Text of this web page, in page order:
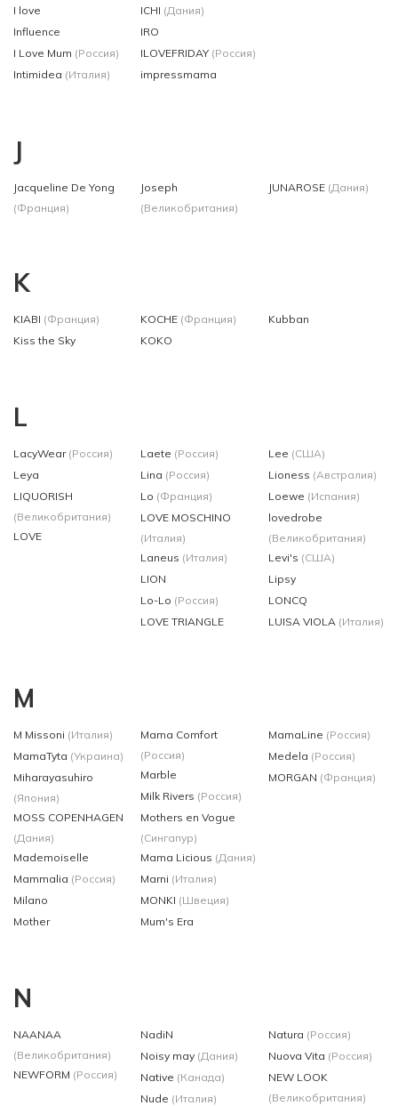
I love
Influence
I Love Mum (Россия)
Intimidea (Италия)
ICHI (Дания)
IRO
ILOVEFRIDAY (Россия)
impressmama
J
Jacqueline De Yong
(Франция)
Joseph
(Великобритания)
JUNAROSE (Дания)
K
KIABI (Франция)
Kiss the Sky
KOCHE (Франция)
KOKO
Kubban
L
LacyWear (Россия)
Leya
LIQUORISH
(Великобритания)
LOVE
Laete (Россия)
Lina (Россия)
Lo (Франция)
LOVE MOSCHINO
(Италия)
Laneus (Италия)
LION
Lo-Lo (Россия)
LOVE TRIANGLE
Lee (США)
Lioness (Австралия)
Loewe (Испания)
lovedrobe
(Великобритания)
Levi's (США)
Lipsy
LONCQ
LUISA VIOLA (Италия)
M
M Missoni (Италия)
MamaTyta (Украина)
Miharayasuhiro
(Япония)
MOSS COPENHAGEN
(Дания)
Mademoiselle
Mammalia (Россия)
Milano
Mother
Mama Comfort
(Россия)
Marble
Milk Rivers (Россия)
Mothers en Vogue
(Сингапур)
Mama Licious (Дания)
Marni (Италия)
MONKI (Швеция)
Mum's Era
MamaLine (Россия)
Medela (Россия)
MORGAN (Франция)
N
NAANAA
(Великобритания)
NEWFORM (Россия)
NadiN
Noisy may (Дания)
Native (Канада)
Nude (Италия)
Natura (Россия)
Nuova Vita (Россия)
NEW LOOK
(Великобритания)